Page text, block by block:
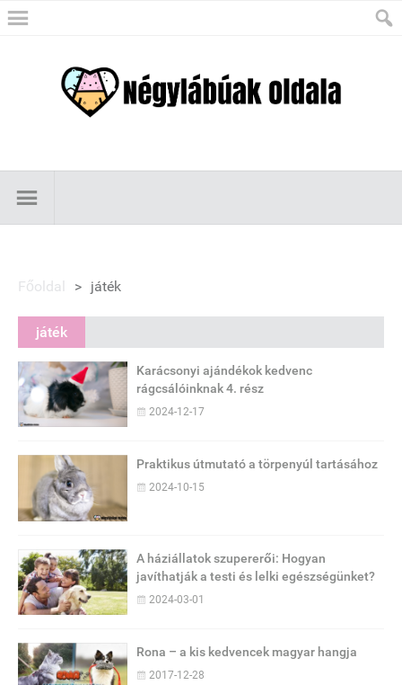
Főoldal > játék
játék
Karácsonyi ajándékok kedvenc
rágcsálóinknak 4. rész
2024-12-17
Praktikus útmutató a törpenyúl tartásához
2024-10-15
A háziállatok szupererői: Hogyan
javíthatják a testi és lelki egészségünket?
2024-03-01
Rona – a kis kedvencek magyar hangja
2017-12-28